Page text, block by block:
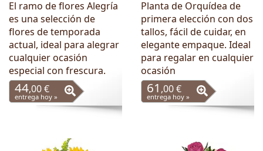
El ramo de flores Alegría
es una selección de
flores de temporada
actual, ideal para alegrar
cualquier ocasión
especial con frescura.
44,00 €
entrega hoy »
Planta de Orquídea de
primera elección con dos
tallos, fácil de cuidar, en
elegante empaque. Ideal
para regalar en cualquier
ocasión
61 ,00 €
entrega hoy »